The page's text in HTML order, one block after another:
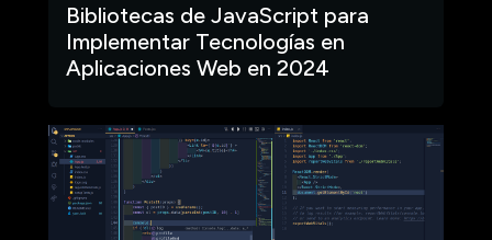
Bibliotecas de JavaScript para
Implementar Tecnologías en
Aplicaciones Web en 2024